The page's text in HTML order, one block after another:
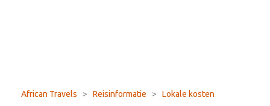
African Travels > Reisinformatie > Lokale kosten